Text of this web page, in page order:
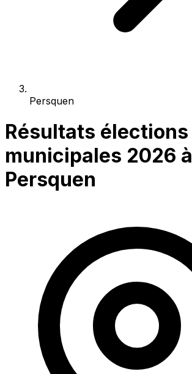
Persquen
Résultats élections
municipales 2026 à
Persquen